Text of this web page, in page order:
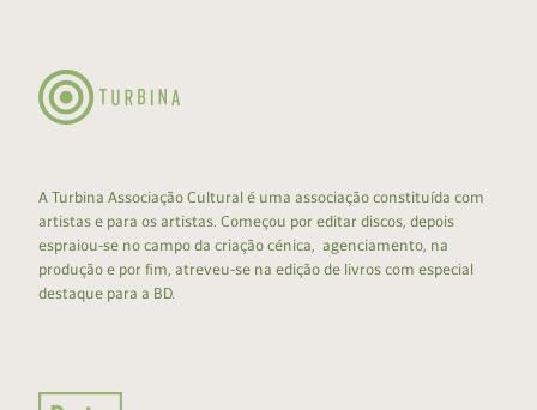
A Turbina Associação Cultural é uma associação constituída com
artistas e para os artistas. Começou por editar discos, depois
espraiou-se no campo da criação cénica, agenciamento, na
produção e por fim, atreveu-se na edição de livros com especial
destaque para a BD.